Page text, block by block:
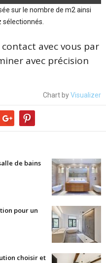
sur le nombre de m2 ainsi
avec vous par
avec précision
Chart byVisualizer
de bains
pour un
choisir et